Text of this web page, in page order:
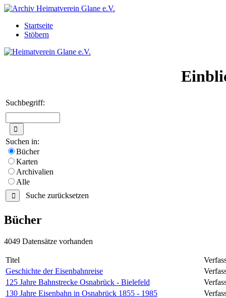
Startseite
Stöbern
Suchbegriff:
Suchen in:
Bücher
Karten
Archivalien
Alle
Suche zurücksetzen
Bücher
4049 Datensätze vorhanden
Titel
Geschichte der Eisenbahnreise
125 Jahre Bahnstrecke Osnabrück - Bielefeld
130 Jahre Eisenbahn in Osnabrück 1855 - 1985